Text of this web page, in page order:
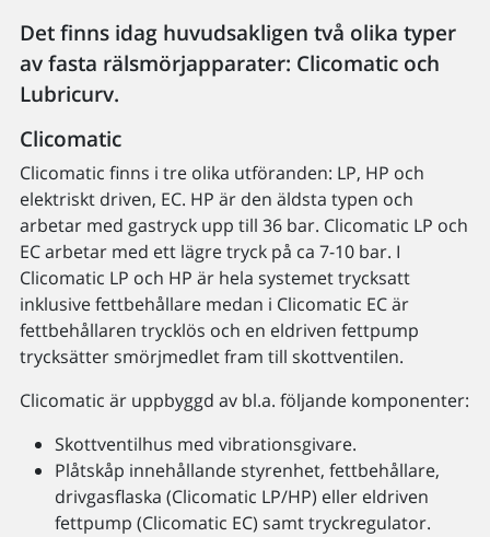
Det finns idag huvudsakligen två olika typer
av fasta rälsmörjapparater: Clicomatic och
Lubricurv.
Clicomatic
Clicomatic finns i tre olika utföranden: LP, HP och
elektriskt driven, EC. HP är den äldsta typen och
arbetar med gastryck upp till 36 bar. Clicomatic LP och
EC arbetar med ett lägre tryck på ca 7-10 bar. I
Clicomatic LP och HP är hela systemet trycksatt
inklusive fettbehållare medan i Clicomatic EC är
fettbehållaren trycklös och en eldriven fettpump
trycksätter smörjmedlet fram till skottventilen.
Clicomatic är uppbyggd av bl.a. följande komponenter:
Skottventilhus med vibrationsgivare.
Plåtskåp innehållande styrenhet, fettbehållare,
drivgasflaska (Clicomatic LP/HP) eller eldriven
fettpump (Clicomatic EC) samt tryckregulator.